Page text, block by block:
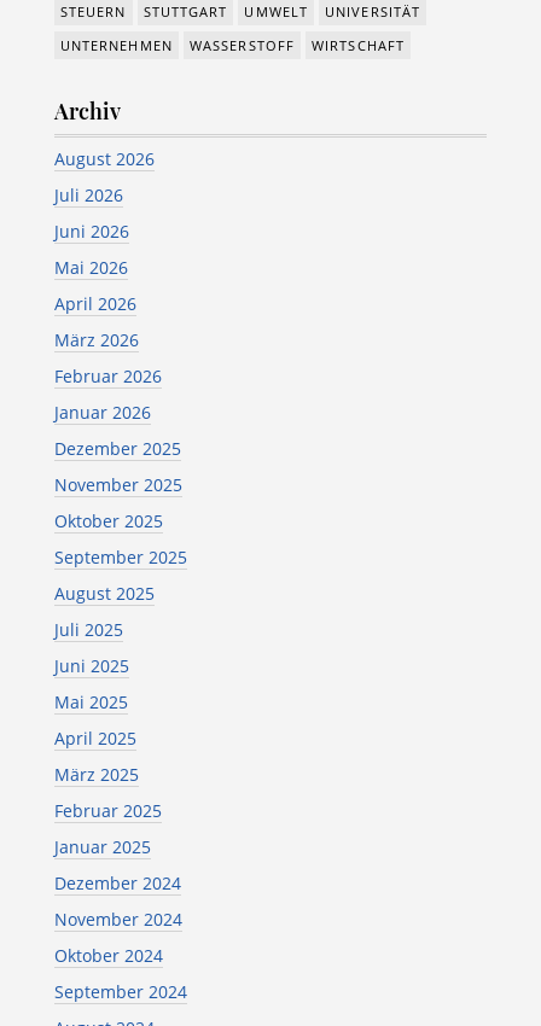
STEUERN
STUTTGART UMWELT
UNIVERSITÄT
UNTERNEHMEN
WASSERSTOFF WIRTSCHAFT
Archiv
August 2026
Juli 2026
Juni 2026
Mai 2026
April 2026
März 2026
Februar 2026
Januar 2026
Dezember 2025
November 2025
Oktober 2025
September 2025
August 2025
Juli 2025
Juni 2025
Mai 2025
April 2025
März 2025
Februar 2025
Januar 2025
Dezember 2024
November 2024
Oktober 2024
September 2024